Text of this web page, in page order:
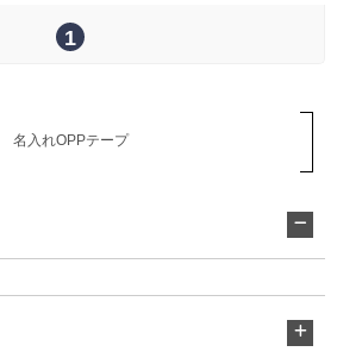
1
名入れOPPテープ